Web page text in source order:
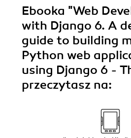
Ebooka "Web
with Django 6. A
guide to building
Python web
using Django 6 -
przeczytasz na: